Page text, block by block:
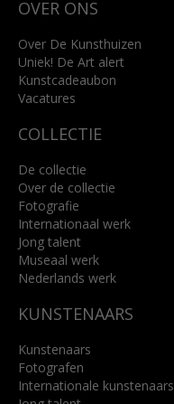
4818 SB Breda
info@kunsthuisbreda.nl
Lees meer
OVER ONS
Over De Kunsthuizen
Uniek! De Art alert
Kunstcadeaubon
Vacatures
COLLECTIE
De collectie
Over de collectie
Fotografie
Internationaal werk
Jong talent
Museaal werk
Nederlands werk
KUNSTENAARS
Kunstenaars
Fotografen
Internationale kunstenaars